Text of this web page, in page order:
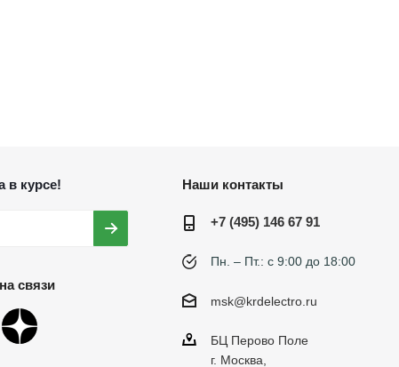
в курсе!
связи
Наши контакты
+7 (495) 146 67 91
Пн. – Пт.: с 9:00 до 18:00
msk@krdelectro.ru
БЦ Перово Поле
г. Москва,